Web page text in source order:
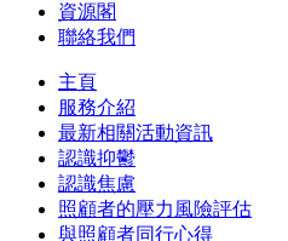
資源閣
聯絡我們
主頁
服務介紹
最新相關活動資訊
認識抑鬱
認識焦慮
照顧者的壓力風險評估
與照顧者同行心得